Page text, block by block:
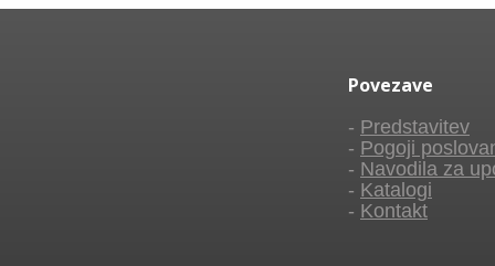
Povezave
- Predstavitev
- Pogoji
- Navodila za
- Katalogi
- Kontakt